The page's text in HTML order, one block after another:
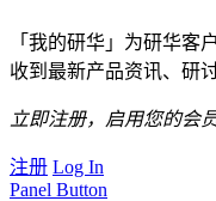
「我的研华」为研华客
收到最新产品资讯、研
立即注册，启用您的会
注册 Log In
Panel Button